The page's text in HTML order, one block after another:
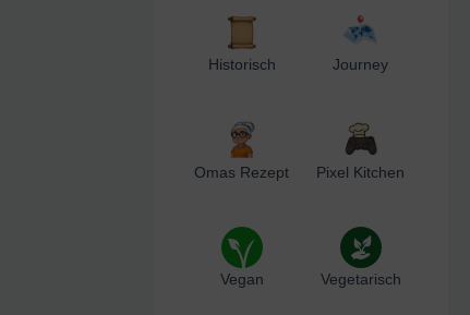
Historisch Journey
Omas Rezept Pixel Kitchen
Vegan Vegetarisch